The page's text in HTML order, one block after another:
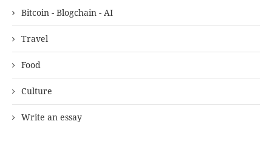
Bitcoin - Blogchain - AI
Travel
Food
Culture
Write an essay